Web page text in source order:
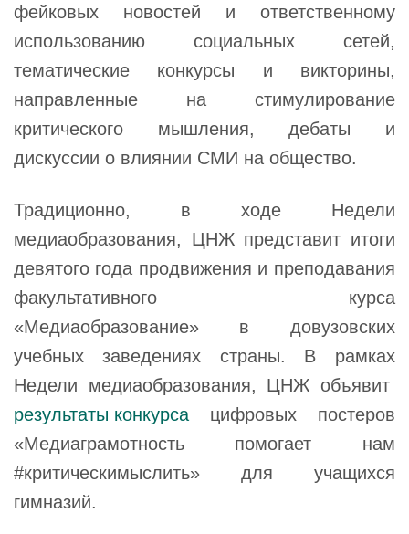
фейковых новостей и ответственному
использованию социальных сетей,
тематические конкурсы и викторины,
направленные на стимулирование
критического мышления, дебаты и
дискуссии о влиянии СМИ на общество.
Традиционно, в ходе Недели
медиаобразования, ЦНЖ представит итоги
девятого года продвижения и преподавания
факультативного курса
«Mедиаобразованиe» в довузовских
учебных заведениях страны. В рамках
Недели медиаобразования, ЦНЖ объявит
результаты конкурса цифровых постеров
«Медиаграмотность помогает нам
#критическимыслить» для учащихся
гимназий.